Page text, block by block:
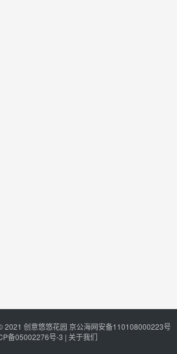
2021 创意悠悠花园 京公海网安备110108000223号
备05002276号-3 | 关于我们